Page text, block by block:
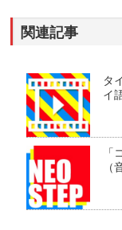
関連記事
タ
イ
「
（